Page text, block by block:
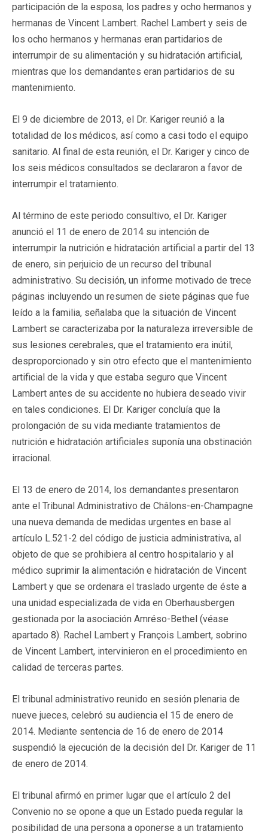
participación de la esposa, los padres y ocho hermanos y
hermanas de Vincent Lambert. Rachel Lambert y seis de
los ocho hermanos y hermanas eran partidarios de
interrumpir de su alimentación y su hidratación artificial,
mientras que los demandantes eran partidarios de su
mantenimiento.
El 9 de diciembre de 2013, el Dr. Kariger reunió a la
totalidad de los médicos, así como a casi todo el equipo
sanitario. Al final de esta reunión, el Dr. Kariger y cinco de
los seis médicos consultados se declararon a favor de
interrumpir el tratamiento.
Al término de este periodo consultivo, el Dr. Kariger
anunció el 11 de enero de 2014 su intención de
interrumpir la nutrición e hidratación artificial a partir del 13
de enero, sin perjuicio de un recurso del tribunal
administrativo. Su decisión, un informe motivado de trece
páginas incluyendo un resumen de siete páginas que fue
leído a la familia, señalaba que la situación de Vincent
Lambert se caracterizaba por la naturaleza irreversible de
sus lesiones cerebrales, que el tratamiento era inútil,
desproporcionado y sin otro efecto que el mantenimiento
artificial de la vida y que estaba seguro que Vincent
Lambert antes de su accidente no hubiera deseado vivir
en tales condiciones. El Dr. Kariger concluía que la
prolongación de su vida mediante tratamientos de
nutrición e hidratación artificiales suponía una obstinación
irracional.
El 13 de enero de 2014, los demandantes presentaron
ante el Tribunal Administrativo de Châlons-en-Champagne
una nueva demanda de medidas urgentes en base al
artículo L.521-2 del código de justicia administrativa, al
objeto de que se prohibiera al centro hospitalario y al
médico suprimir la alimentación e hidratación de Vincent
Lambert y que se ordenara el traslado urgente de éste a
una unidad especializada de vida en Oberhausbergen
gestionada por la asociación Amréso-Bethel (véase
apartado 8). Rachel Lambert y François Lambert, sobrino
de Vincent Lambert, intervinieron en el procedimiento en
calidad de terceras partes.
El tribunal administrativo reunido en sesión plenaria de
nueve jueces, celebró su audiencia el 15 de enero de
2014. Mediante sentencia de 16 de enero de 2014
suspendió la ejecución de la decisión del Dr. Kariger de 11
de enero de 2014.
El tribunal afirmó en primer lugar que el artículo 2 del
Convenio no se opone a que un Estado pueda regular la
posibilidad de una persona a oponerse a un tratamiento